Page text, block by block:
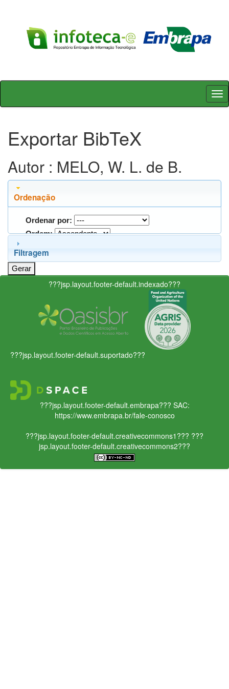
Skip
Exportar BibTeX
Autor : MELO, W. L. de B.
Ordenação
Ordenar por:
Ordem:
Filtragem
???jsp.layout.footer-default.indexado???
???jsp.layout.footer-default.suportado???
???jsp.layout.footer-default.embrapa??? SAC:
https://www.embrapa.br/fale-conosco
???jsp.layout.footer-default.creativecommons1??? ???
jsp.layout.footer-default.creativecommons2???